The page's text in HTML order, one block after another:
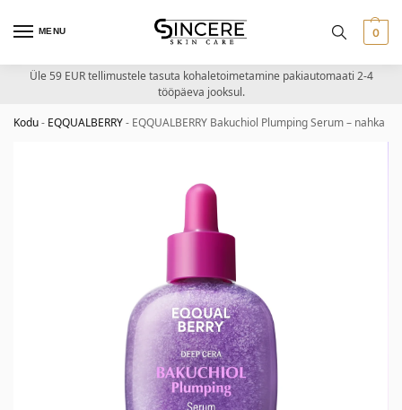
MENU 0
Üle 59 EUR tellimustele tasuta kohaletoimetamine pakiautomaati 2-4
tööpäeva jooksul.
Kodu- EQQUALBERRY- EQQUALBERRY Bakuchiol Plumping Serum – nahka